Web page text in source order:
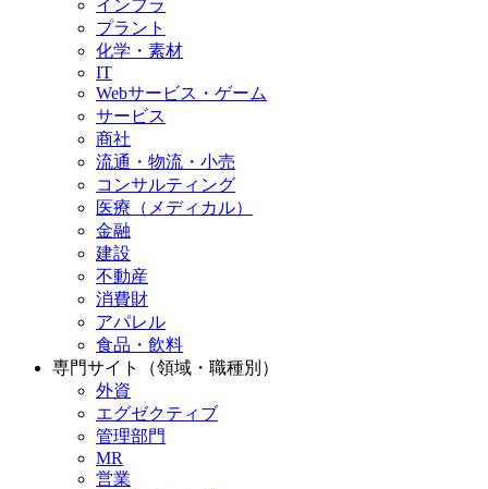
インフラ
プラント
化学・素材
IT
Webサービス・ゲーム
サービス
商社
流通・物流・小売
コンサルティング
医療（メディカル）
金融
建設
不動産
消費財
アパレル
食品・飲料
専門サイト（領域・職種別）
外資
エグゼクティブ
管理部門
MR
営業